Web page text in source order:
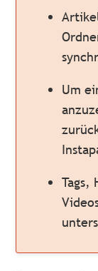
Um
Tags,